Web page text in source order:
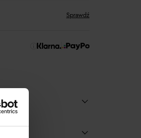
Sprawdź